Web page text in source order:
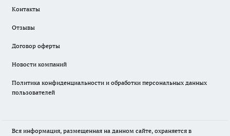
Контакты
Отзывы
Договор оферты
Новости компаний
Политика конфиденциальности и обработки персональных данных
пользователей
Вся информация, размещенная на данном сайте, охраняется в